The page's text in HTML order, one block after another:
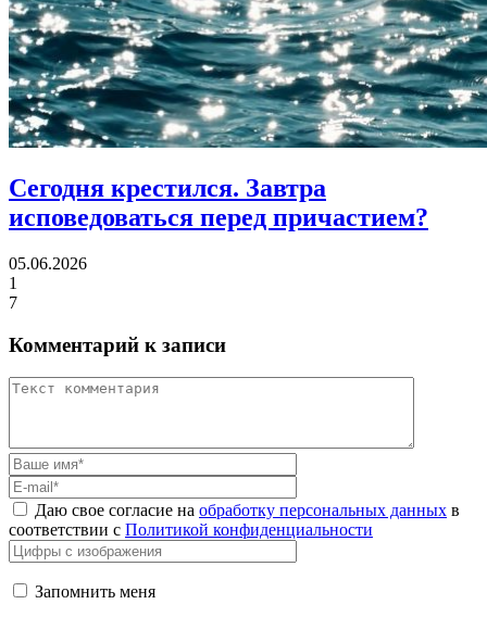
Сегодня крестился. Завтра
исповедоваться перед причастием?
05.06.2026
1
7
Комментарий к записи
Даю свое согласие на обработку персональных данных в
соответствии с Политикой конфиденциальности
Запомнить меня